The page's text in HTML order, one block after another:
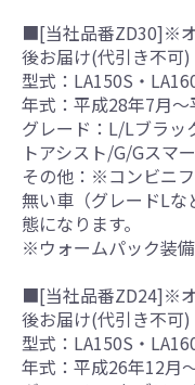
■[当社品番ZD30]※
後お届け(代引き不可)
型式：LA150S・
年式：平成28年7月～
グレード：L/Lブラッ
トアシスト/G/Gスマ
その他：※コンビニ
無い車（グレードL
態になります。
※ウォームパック装
■[当社品番ZD24]※
後お届け(代引き不可)
型式：LA150S・
年式：平成26年12月